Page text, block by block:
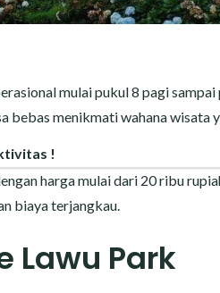
mulai pukul 8 pagi
bebas menikmati wahana wisata
!
harga mulai dari 20 ribu
biaya terjangkau.
Lawu Park